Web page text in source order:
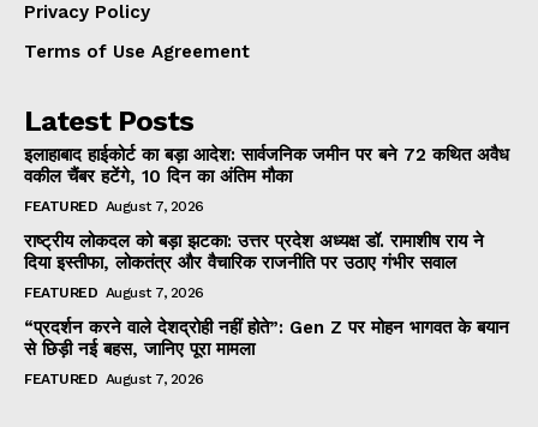
Privacy Policy
Terms of Use Agreement
Latest Posts
इलाहाबाद हाईकोर्ट का बड़ा आदेश: सार्वजनिक जमीन पर बने 72 कथित अवैध
वकील चैंबर हटेंगे, 10 दिन का अंतिम मौका
FEATURED August 7, 2026
राष्ट्रीय लोकदल को बड़ा झटका: उत्तर प्रदेश अध्यक्ष डॉ. रामाशीष राय ने
दिया इस्तीफा, लोकतंत्र और वैचारिक राजनीति पर उठाए गंभीर सवाल
FEATURED August 7, 2026
“प्रदर्शन करने वाले देशद्रोही नहीं होते”: Gen Z पर मोहन भागवत के बयान
से छिड़ी नई बहस, जानिए पूरा मामला
FEATURED August 7, 2026